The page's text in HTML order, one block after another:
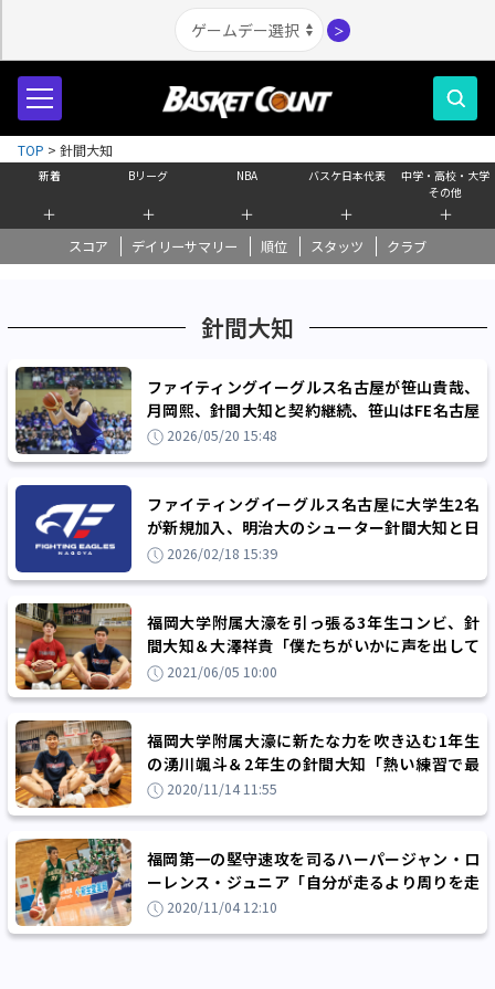
＞
新着
＋
Bリーグ
＋
NBA
＋
バスケ日本代表
＋
中学・高校・大学
その他
＋
スコア デイリーサマリー 順位 スタッツ クラブ
TOP > 針間大知
針間大知
ファイティングイーグルス名古屋が笹山貴哉、
月岡熙、針間大知と契約継続、笹山はFE名古屋
で6シーズン目を迎える
2026/05/20 15:48
ファイティングイーグルス名古屋に大学生2名
が新規加入、明治大のシューター針間大知と日
体大のポイントガード月岡熙
2026/02/18 15:39
福岡大学附属大濠を引っ張る3年生コンビ、針
間大知＆大澤祥貴「僕たちがいかに声を出して
チームに働きかけていくか」
2021/06/05 10:00
福岡大学附属大濠に新たな力を吹き込む1年生
の湧川颯斗＆2年生の針間大知「熱い練習で最
後まで戦い抜く力を」
2020/11/14 11:55
福岡第一の堅守速攻を司るハーパージャン・ロ
ーレンス・ジュニア「自分が走るより周りを走
らせる」
2020/11/04 12:10